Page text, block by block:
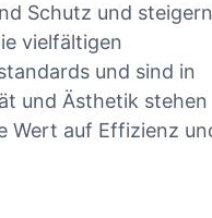
Schutz und steigern
vielfältigen
und sind in
und Ästhetik stehen
Wert auf Effizienz